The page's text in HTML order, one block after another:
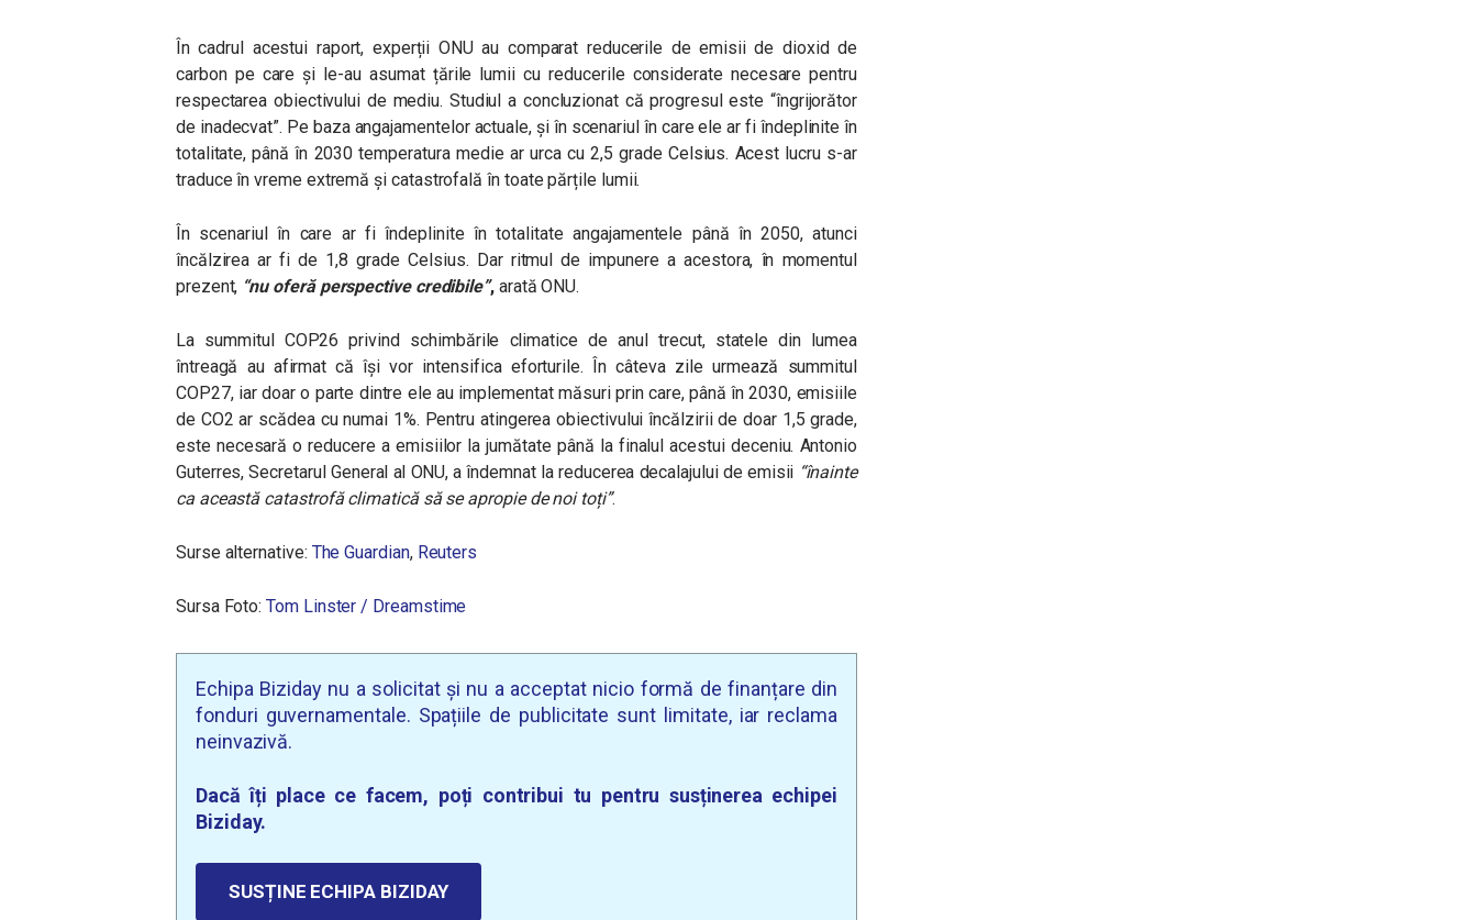
În cadrul acestui raport, experții ONU au comparat reducerile de emisii de dioxid de
carbon pe care și le-au asumat țările lumii cu reducerile considerate necesare pentru
respectarea obiectivului de mediu. Studiul a concluzionat că progresul este “îngrijorător
de inadecvat”. Pe baza angajamentelor actuale, și în scenariul în care ele ar fi îndeplinite în
totalitate, până în 2030 temperatura medie ar urca cu 2,5 grade Celsius. Acest lucru s-ar
traduce în vreme extremă și catastrofală în toate părțile lumii.
În scenariul în care ar fi îndeplinite în totalitate angajamentele până în 2050, atunci
încălzirea ar fi de 1,8 grade Celsius. Dar ritmul de impunere a acestora, în momentul
prezent, “nu oferă perspective credibile”, arată ONU.
La summitul COP26 privind schimbările climatice de anul trecut, statele din lumea
întreagă au afirmat că își vor intensifica eforturile. În câteva zile urmează summitul
COP27, iar doar o parte dintre ele au implementat măsuri prin care, până în 2030, emisiile
de CO2 ar scădea cu numai 1%. Pentru atingerea obiectivului încălzirii de doar 1,5 grade,
este necesară o reducere a emisiilor la jumătate până la finalul acestui deceniu. Antonio
Guterres, Secretarul General al ONU, a îndemnat la reducerea decalajului de emisii “înainte
ca această catastrofă climatică să se apropie de noi toți”.
Surse alternative: The Guardian, Reuters
Sursa Foto:Tom Linster / Dreamstime
Echipa Biziday nu a solicitat și nu a acceptat nicio formă de finanțare din
fonduri guvernamentale. Spațiile de publicitate sunt limitate, iar reclama
neinvazivă.
Dacă îți place ce facem, poți contribui tu pentru susținerea echipei
Biziday.
SUSȚINE ECHIPA BIZIDAY